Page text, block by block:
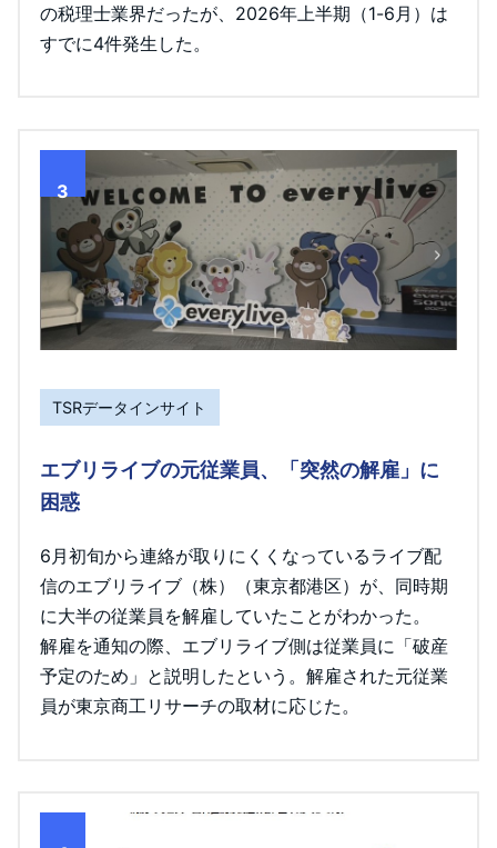
の税理士業界だったが、2026年上半期（1-6月）は
すでに4件発生した。
3
TSRデータインサイト
エブリライブの元従業員、「突然の解雇」に
困惑
6月初旬から連絡が取りにくくなっているライブ配
信のエブリライブ（株）（東京都港区）が、同時期
に大半の従業員を解雇していたことがわかった。
解雇を通知の際、エブリライブ側は従業員に「破産
予定のため」と説明したという。解雇された元従業
員が東京商工リサーチの取材に応じた。